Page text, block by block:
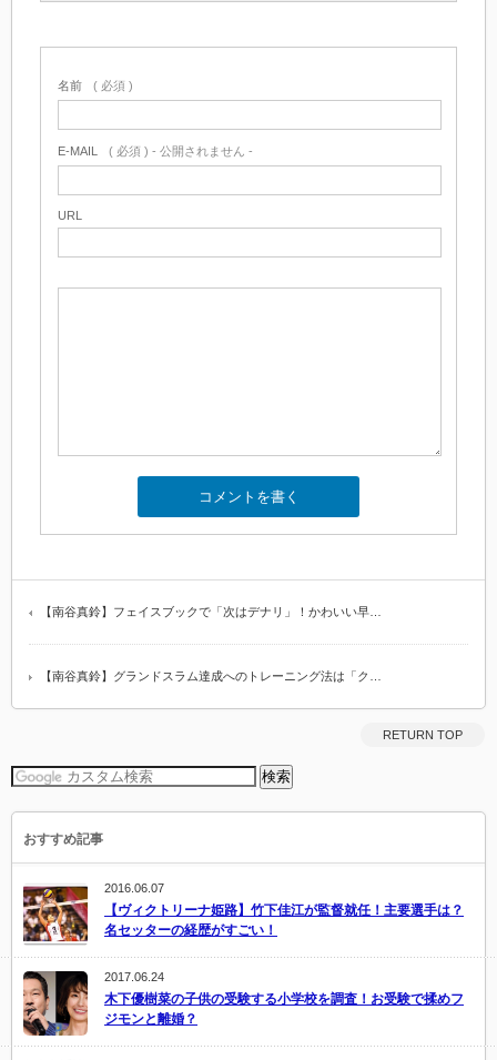
名前 ( 必須 )
E-MAIL ( 必須 ) - 公開されません -
URL
【南谷真鈴】フェイスブックで「次はデナリ」！かわいい早…
【南谷真鈴】グランドスラム達成へのトレーニング法は「ク…
RETURN TOP
おすすめ記事
2016.06.07
【ヴィクトリーナ姫路】竹下佳江が監督就任！主要選手は？
名セッターの経歴がすごい！
2017.06.24
木下優樹菜の子供の受験する小学校を調査！お受験で揉めフ
ジモンと離婚？